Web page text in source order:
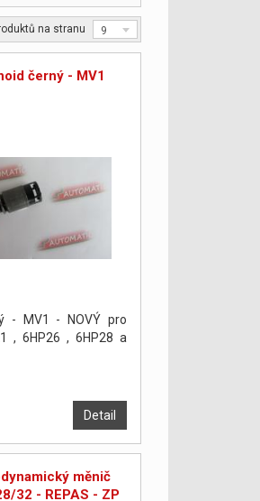
na stranu 9
černý - MV1
- MV1 - NOVÝ pro
, 6HP26 , 6HP28 a
Detail
měnič
32 - REPAS - ZP